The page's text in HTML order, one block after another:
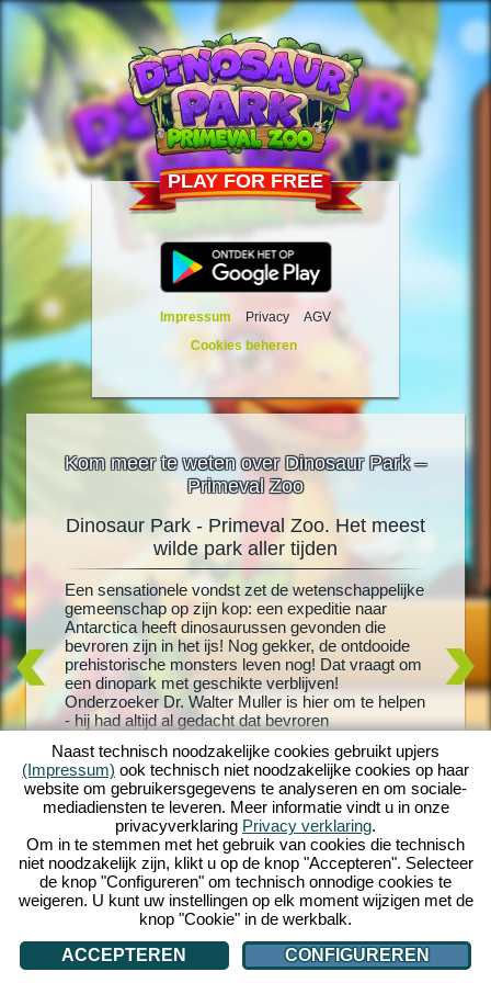
PLAY FOR FREE
Impressum Privacy
AGV
Cookies beheren
Kom meer te weten over Dinosaur Park –
Primeval Zoo
je
meer
je
en
en
aan
wereld
Dinosaur Park - Primeval Zoo. Het meest
wilde park aller tijden
Een sensationele vondst zet de wetenschappelijke
gemeenschap op zijn kop: een expeditie naar
Antarctica heeft dinosaurussen gevonden die
bevroren zijn in het ijs! Nog gekker, de ontdooide
prehistorische monsters leven nog! Dat vraagt om
een dinopark met geschikte verblijven!
Onderzoeker Dr. Walter Muller is hier om te helpen
- hij had altijd al gedacht dat bevroren
gewekt. Maar zal hij er ook achter komen wat er
met zijn vermiste vrouw is gebeurd? Stort je in een
wild prehistorisch avontuur met Dinosaur Park -
Primeval Zoo!
en
met T-
ultieme
om te
Naast technisch noodzakelijke cookies gebruikt upjers
(Impressum) ook technisch niet noodzakelijke cookies op haar
website om gebruikersgegevens te analyseren en om sociale-
mediadiensten te leveren. Meer informatie vindt u in onze
privacyverklaring Privacy verklaring.
Om in te stemmen met het gebruik van cookies die technisch
niet noodzakelijk zijn, klikt u op de knop "Accepteren". Selecteer
de knop "Configureren" om technisch onnodige cookies te
weigeren. U kunt uw instellingen op elk moment wijzigen met de
knop "Cookie" in de werkbalk.
ACCEPTEREN
CONFIGUREREN